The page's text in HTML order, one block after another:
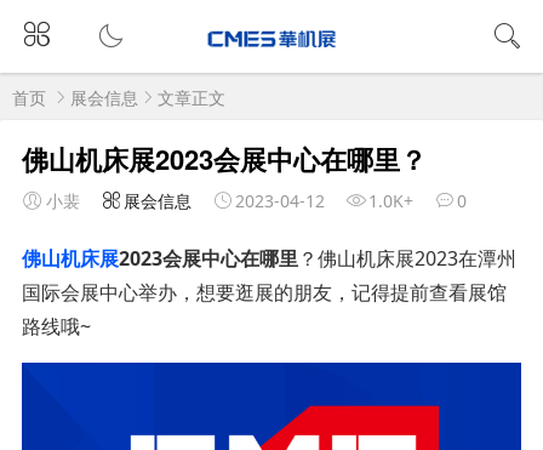
首页 展会信息 文章正文
佛山机床展2023会展中心在哪里？
小裴 展会信息 2023-04-12 1.0K+ 0
佛山机床展2023会展中心在哪里？佛山机床展2023在潭州
国际会展中心举办，想要逛展的朋友，记得提前查看展馆
路线哦~